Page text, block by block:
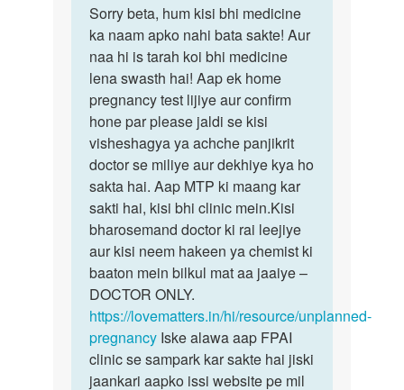
to
Mem
Meri
gf
Ke
piriyad
time…
by
Sandeep
Sorry
beta,
hum
kisi
bhi…
Sorry beta, hum kisi bhi medicine
ka naam apko nahi bata sakte! Aur
naa hi is tarah koi bhi medicine
lena swasth hai! Aap ek home
pregnancy test lijiye aur confirm
hone par please jaldi se kisi
visheshagya ya achche panjikrit
doctor se miliye aur dekhiye kya ho
sakta hai. Aap MTP ki maang kar
sakti hai, kisi bhi clinic mein.Kisi
bharosemand doctor ki rai leejiye
aur kisi neem hakeen ya chemist ki
baaton mein bilkul mat aa jaaiye –
DOCTOR ONLY.
https://lovematters.in/hi/resource/unplanned-
pregnancy Iske alawa aap FPAI
clinic se sampark kar sakte hai jiski
jaankari aapko issi website pe mil